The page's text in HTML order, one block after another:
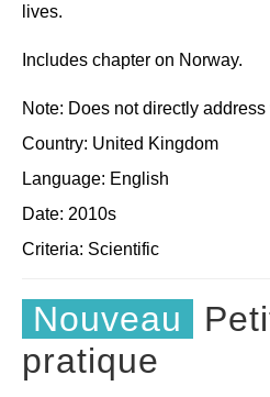
lives.
Includes chapter on Norway.
Note: Does not directly
Country: United Kingdom
Language: English
Date: 2010s
Criteria: Scientific
Nouveau
pratique